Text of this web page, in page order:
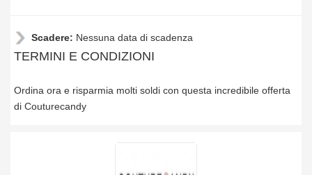
Scadere: Nessuna data di scadenza
TERMINI E CONDIZIONI
Ordina ora e risparmia molti soldi con questa incredibile offerta
di Couturecandy